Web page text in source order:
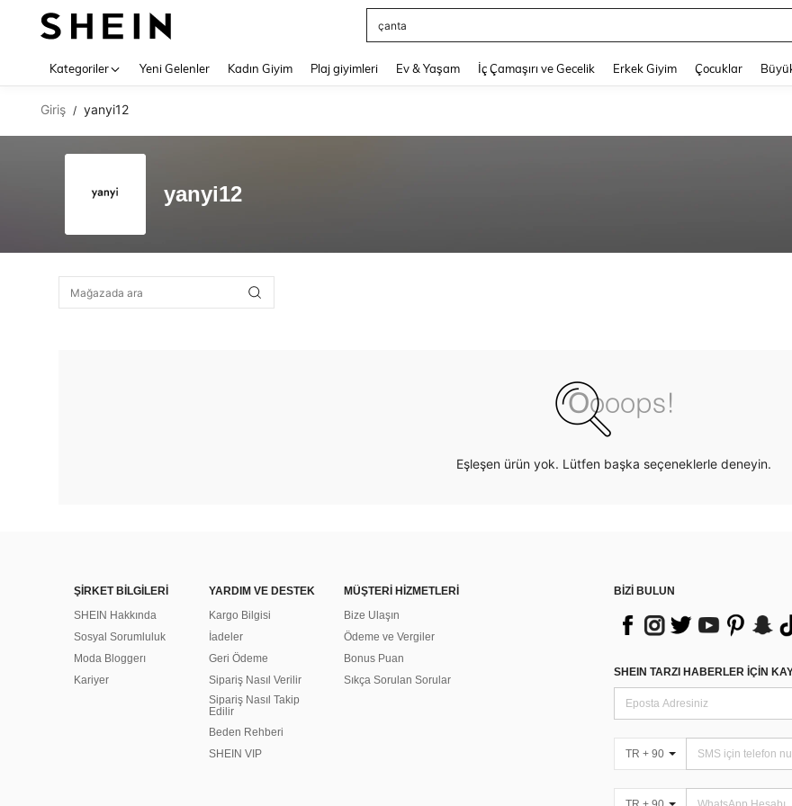
çanta
Kategoriler Yeni Gelenler Kadın Giyim Plaj giyimleri Ev & Yaşam İç Çamaşırı ve Gecelik Erkek Giyim Çocuklar
Giriş / yanyi12
yanyi12
Eşleşen ürün yok. Lütfen başka seçeneklerle deneyin.
ŞİRKET BİLGİLERİ
SHEIN Hakkında
Sosyal Sorumluluk
Moda Bloggerı
Kariyer
YARDIM VE DESTEK
Kargo Bilgisi
İadeler
Geri Ödeme
Sipariş Nasıl Verilir
Sipariş Nasıl Takip
Edilir
Beden Rehberi
SHEIN VIP
MÜŞTERİ HİZMETLERİ
Bize Ulaşın
Ödeme ve Vergiler
Bonus Puan
Sıkça Sorulan Sorular
BİZİ BULUN
SHEIN TARZI HABERLER IÇIN
TR + 90